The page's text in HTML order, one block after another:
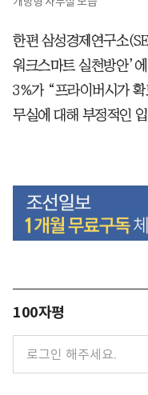
한편 삼성경제연구소
워크스마트 실천방안’
3%가 “프라이버시가
무실에 대해 부정적인
100자평